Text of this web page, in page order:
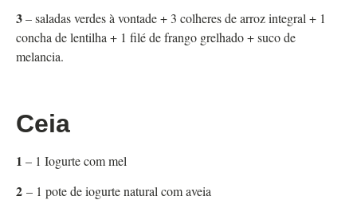
3– saladas verdes à vontade + 3 colheres de arroz integral + 1
concha de lentilha + 1 filé de frango grelhado + suco de
melancia.
Ceia
1 – 1 Iogurte com mel
2 – 1 pote de iogurte natural com aveia